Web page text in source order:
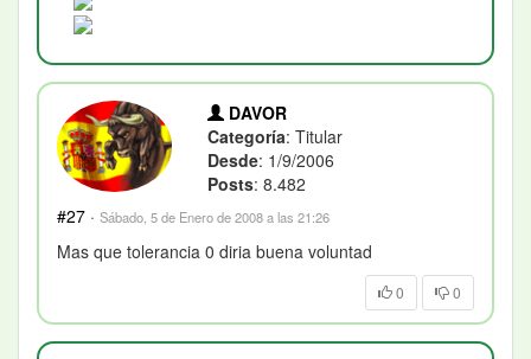
DAVOR
Categoría: Titular
Desde: 1/9/2006
Posts: 8.482
#27 · Sábado, 5 de Enero de 2008 a las 21:26
Mas que tolerancia 0 diria buena voluntad
0 0